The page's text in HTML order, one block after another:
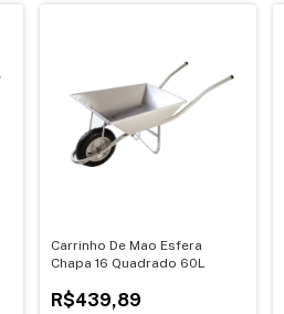
Carrinho De Mao Esfera
Chapa 16 Quadrado 60L
R$439,89